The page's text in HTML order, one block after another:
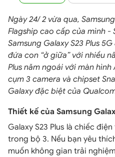
Ngày 24/ 2 vừa qua,
Flagship cao cấp của mình -
Samsung Galaxy S23 Plus
đứa con “ở giữa” với nhiều
Plus năm ngoái với màn
cụm 3 camera và chipset
Galaxy đặc biệt của
Thiết kế của Samsung
Galaxy S23 Plus là chiếc
trong bộ 3. Nếu bạn yêu
muốn không gian trải